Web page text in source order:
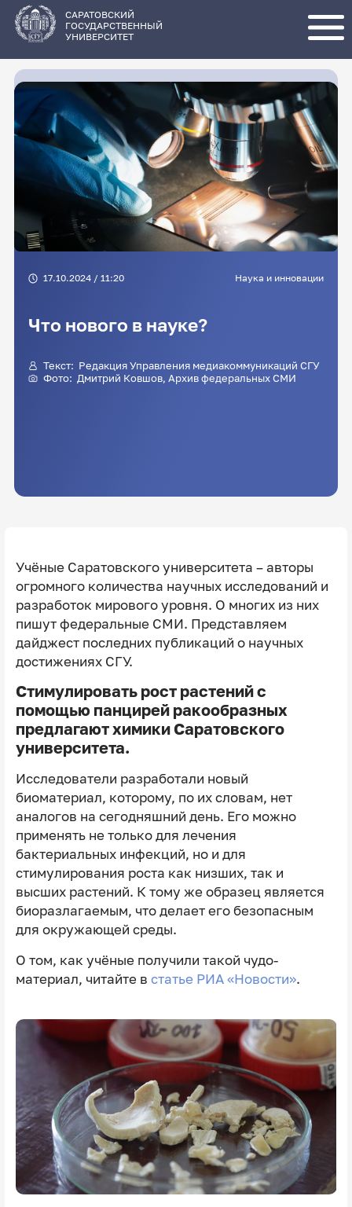
основному
содержанию
САРАТОВСКИЙ
ГОСУДАРСТВЕННЫЙ
УНИВЕРСИТЕТ
17.10.2024 / 11:20 Наука и инновации
Что нового в науке?
Текст: Редакция Управления медиакоммуникаций СГУ
Фото: Дмитрий Ковшов, Архив федеральных СМИ
Учёные Саратовского университета – авторы
огромного количества научных исследований и
разработок мирового уровня. О многих из них
пишут федеральные СМИ. Представляем
дайджест последних публикаций о научных
достижениях СГУ.
Стимулировать рост растений с
помощью панцирей ракообразных
предлагают химики Саратовского
университета.
Исследователи разработали новый
биоматериал, которому, по их словам, нет
аналогов на сегодняшний день. Его можно
применять не только для лечения
бактериальных инфекций, но и для
стимулирования роста как низших, так и
высших растений. К тому же образец является
биоразлагаемым, что делает его безопасным
для окружающей среды.
О том, как учёные получили такой чудо-
материал, читайте в статье РИА «Новости».